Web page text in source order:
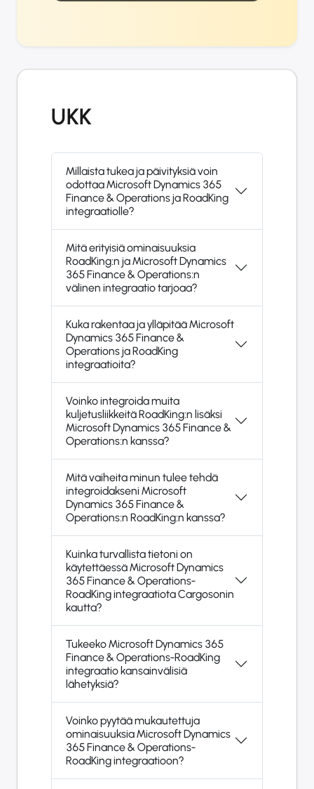
UKK
Millaista tukea ja päivityksiä voin
odottaa Microsoft Dynamics 365
Finance & Operations ja RoadKing
integraatiolle?
Mitä erityisiä ominaisuuksia
RoadKing:n ja Microsoft Dynamics
365 Finance & Operations:n
välinen integraatio tarjoaa?
Kuka rakentaa ja ylläpitää Microsoft
Dynamics 365 Finance &
Operations ja RoadKing
integraatioita?
Voinko integroida muita
kuljetusliikkeitä RoadKing:n lisäksi
Microsoft Dynamics 365 Finance &
Operations:n kanssa?
Mitä vaiheita minun tulee tehdä
integroidakseni Microsoft
Dynamics 365 Finance &
Operations:n RoadKing:n kanssa?
Kuinka turvallista tietoni on
käytettäessä Microsoft Dynamics
365 Finance & Operations-
RoadKing integraatiota Cargosonin
kautta?
Tukeeko Microsoft Dynamics 365
Finance & Operations-RoadKing
integraatio kansainvälisiä
lähetyksiä?
Voinko pyytää mukautettuja
ominaisuuksia Microsoft Dynamics
365 Finance & Operations-
RoadKing integraatioon?